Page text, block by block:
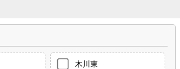
木川東